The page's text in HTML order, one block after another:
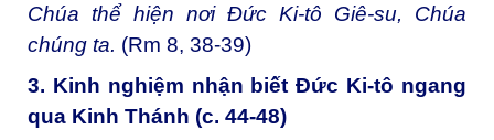
Chúa thể hiện nơi Đức Ki-tô Giê-su, Chúa
chúng ta. (Rm 8, 38-39)
3. Kinh nghiệm nhận biết Đức Ki-tô ngang
qua Kinh Thánh (c. 44-48)